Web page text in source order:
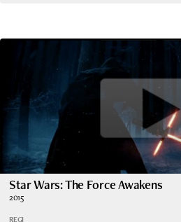
Star Wars: The Force Awakens
2015
REGI